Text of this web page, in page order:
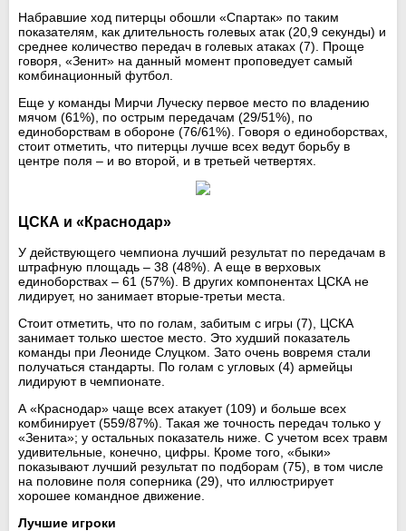
Набравшие ход питерцы обошли «Спартак» по таким
показателям, как длительность голевых атак (20,9 секунды) и
среднее количество передач в голевых атаках (7). Проще
говоря, «Зенит» на данный момент проповедует самый
комбинационный футбол.
Еще у команды Мирчи Луческу первое место по владению
мячом (61%), по острым передачам (29/51%), по
единоборствам в обороне (76/61%). Говоря о единоборствах,
стоит отметить, что питерцы лучше всех ведут борьбу в
центре поля – и во второй, и в третьей четвертях.
ЦСКА и «Краснодар»
У действующего чемпиона лучший результат по передачам в
штрафную площадь – 38 (48%). А еще в верховых
единоборствах – 61 (57%). В других компонентах ЦСКА не
лидирует, но занимает вторые-третьи места.
Стоит отметить, что по голам, забитым с игры (7), ЦСКА
занимает только шестое место. Это худший показатель
команды при Леониде Слуцком. Зато очень вовремя стали
получаться стандарты. По голам с угловых (4) армейцы
лидируют в чемпионате.
А «Краснодар» чаще всех атакует (109) и больше всех
комбинирует (559/87%). Такая же точность передач только у
«Зенита»; у остальных показатель ниже. С учетом всех травм
удивительные, конечно, цифры. Кроме того, «быки»
показывают лучший результат по подборам (75), в том числе
на половине поля соперника (29), что иллюстрирует
хорошее командное движение.
Лучшие игроки